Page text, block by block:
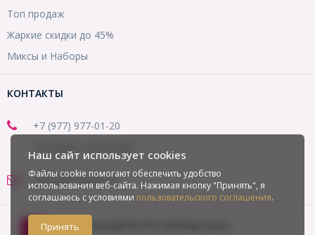
Топ продаж
Жаркие скидки до 45%
Миксы и Наборы
КОНТАКТЫ
+7 (977) 977-01-20
office@mirbusin.ru
Наш сайт использует cookies
Файлы cookie помогают обеспечить удобство
использования веб-сайта. Нажимая кнопку "Принять", я
соглашаюсь с условиями пользовательского соглашения.
Принять